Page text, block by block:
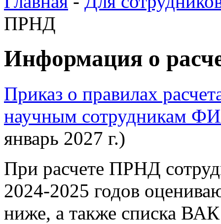
ПРНД
Информация о
Приказ о правилах
научным сотрудникам
январь 2027 г.)
При расчете ПРНД
2024-2025 годов
ниже, а также списка ВАК